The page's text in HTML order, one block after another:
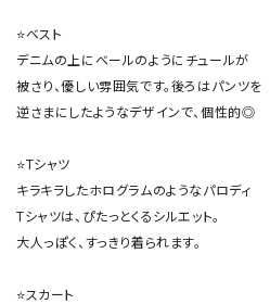
⭐️ベスト
デニムの上にベールのようにチュールが
被さり、優しい雰囲気です。後ろはパンツを
逆さまにしたようなデザインで、個性的◎
⭐️Tシャツ
キラキラしたホログラムのようなパロディ
Tシャツは、ぴたっとくるシルエット。
大人っぽく、すっきり着られます。
⭐️スカート